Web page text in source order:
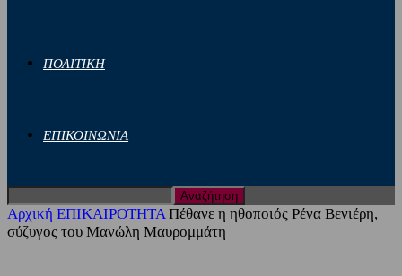
ΠΟΛΙΤΙΚΗ
ΕΠΙΚΟΙΝΩΝΙΑ
Αρχική ΕΠΙΚΑΙΡΟΤΗΤΑ Πέθανε η ηθοποιός Ρένα Βενιέρη,
σύζυγος του Μανώλη Μαυρομμάτη